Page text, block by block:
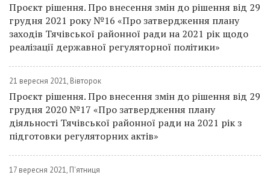
Проєкт рішення. Про внесення змін до рішення від 29
грудня 2021 року №16 «Про затвердження плану
заходів Тячівської районної ради на 2021 рік щодо
реалізації державної регуляторної політики»
21 вересня 2021, Вівторок
Проєкт рішення. Про внесення змін до рішення від 29
грудня 2020 №17 «Про затвердження плану
діяльності Тячівської районної ради на 2021 рік з
підготовки регуляторних актів»
17 вересня 2021, П'ятниця